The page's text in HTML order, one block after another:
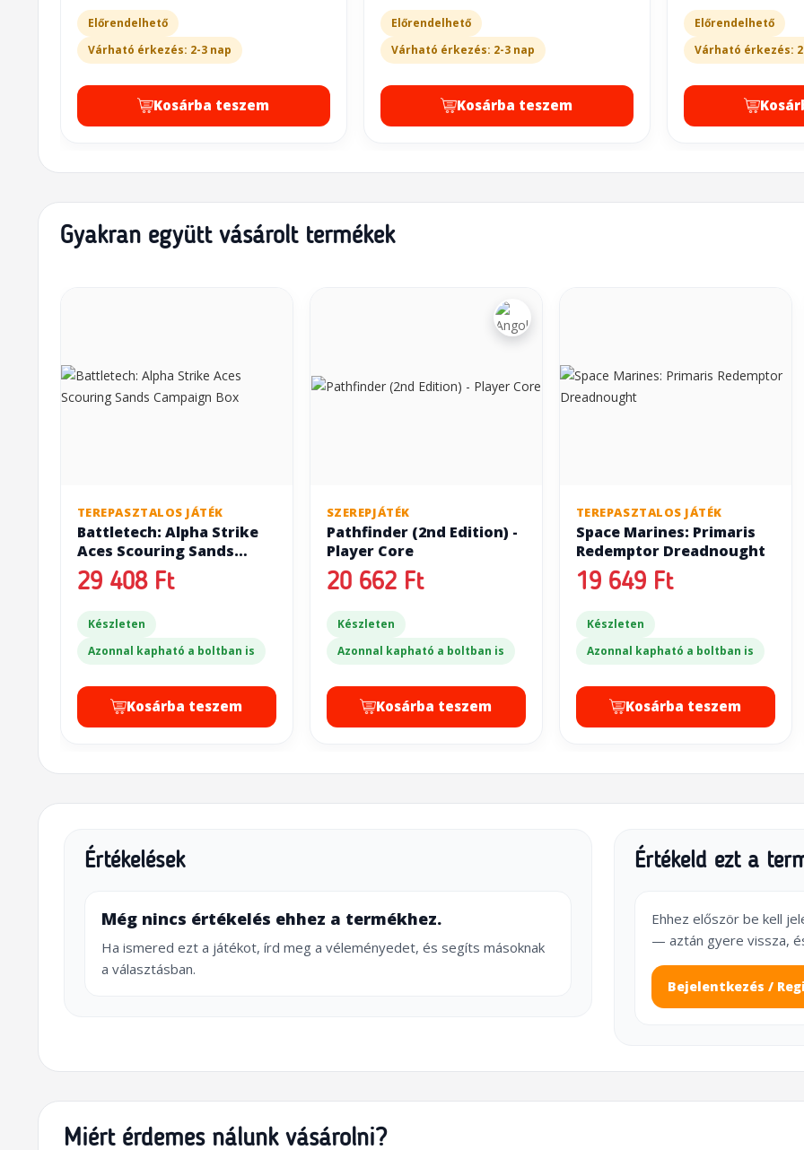
Előrendelhető
Várható érkezés: 2-3 nap
Kosárba teszem
Előrendelhető
Várható érkezés: 2-3 nap
Kosárba teszem
Előrendelhető
Várható érkezés:
Gyakran együtt vásárolt termékek
TEREPASZTALOS JÁTÉK
Battletech: Alpha Strike
Aces Scouring Sands
Campaign Box
29 408 Ft
Készleten
Azonnal kapható a boltban is
Kosárba teszem
SZEREPJÁTÉK
Pathfinder (2nd Edition) -
Player Core
20 662 Ft
Készleten
Azonnal kapható a boltban is
Kosárba teszem
TEREPASZTALOS JÁTÉK
Space Marines: Primaris
Redemptor Dreadnought
19 649 Ft
Készleten
Azonnal kapható a boltban is
Kosárba teszem
Értékelések
Még nincs értékelés ehhez a termékhez.
Ha ismered ezt a játékot, írd meg a véleményedet, és segíts másoknak
a választásban.
Értékeld ezt a
Ehhez először be kell
— aztán gyere vissza,
Bejelentkezés /
Miért érdemes nálunk vásárolni?